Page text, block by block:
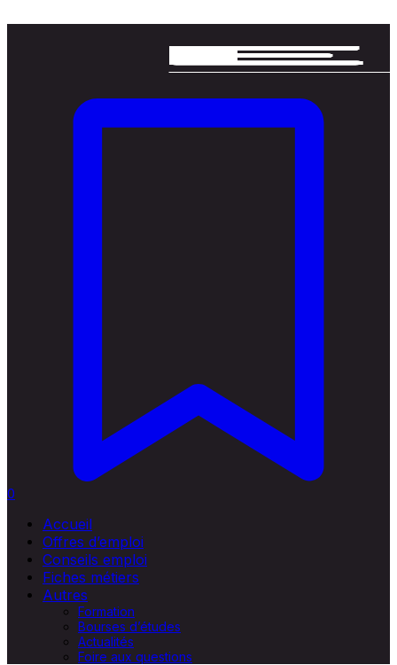
0
Accueil
Offres d’emploi
Conseils emploi
Fiches métiers
Autres
Formation
Bourses d’études
Actualités
Foire aux questions